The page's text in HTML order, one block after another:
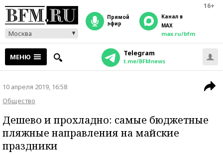
16+
Москва
прямой
эфир
Канал в
MAX
max.ru/bfm
МЕНЮ Telegram
t.me/BFMnews
10 апреля 2019, 16:58
Общество
Дешево и прохладно: самые бюджетные
пляжные направления на майские
праздники